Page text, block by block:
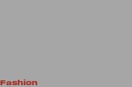
Fashion